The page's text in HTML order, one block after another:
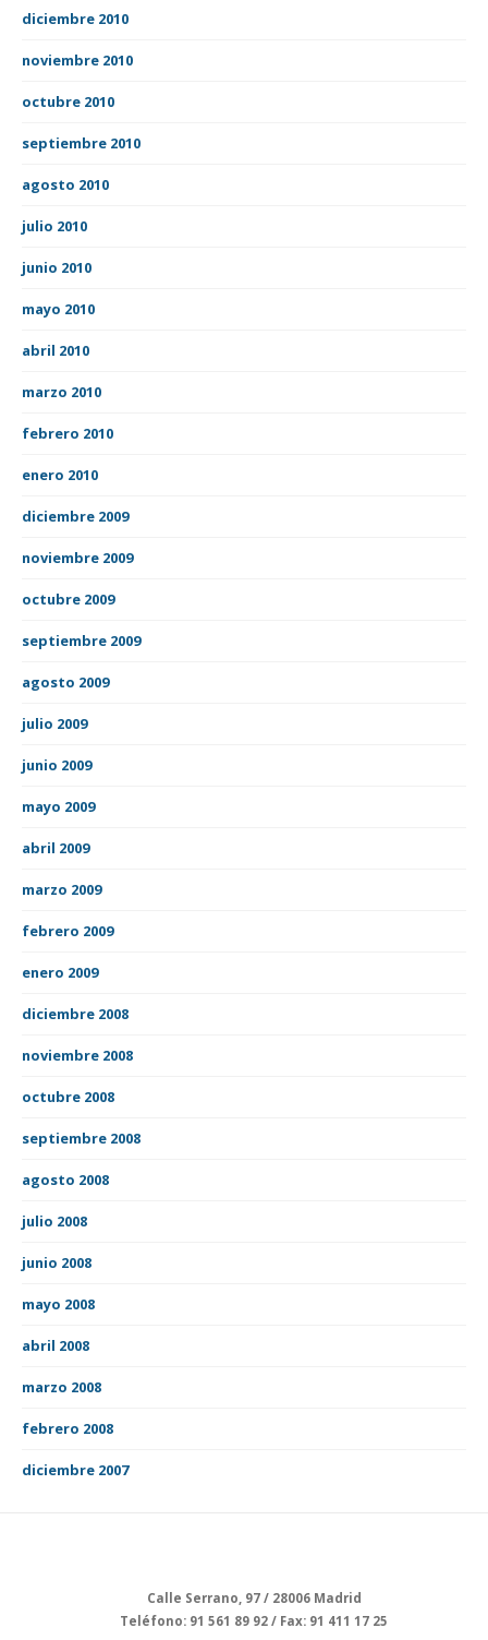
diciembre 2010
noviembre 2010
octubre 2010
septiembre 2010
agosto 2010
julio 2010
junio 2010
mayo 2010
abril 2010
marzo 2010
febrero 2010
enero 2010
diciembre 2009
noviembre 2009
octubre 2009
septiembre 2009
agosto 2009
julio 2009
junio 2009
mayo 2009
abril 2009
marzo 2009
febrero 2009
enero 2009
diciembre 2008
noviembre 2008
octubre 2008
septiembre 2008
agosto 2008
julio 2008
junio 2008
mayo 2008
abril 2008
marzo 2008
febrero 2008
diciembre 2007
Calle Serrano, 97 / 28006 Madrid
Teléfono: 91 561 89 92 / Fax: 91 411 17 25